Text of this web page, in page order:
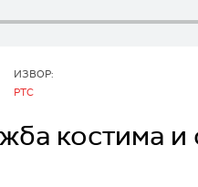
ИЗВОР:
РТС
костима и